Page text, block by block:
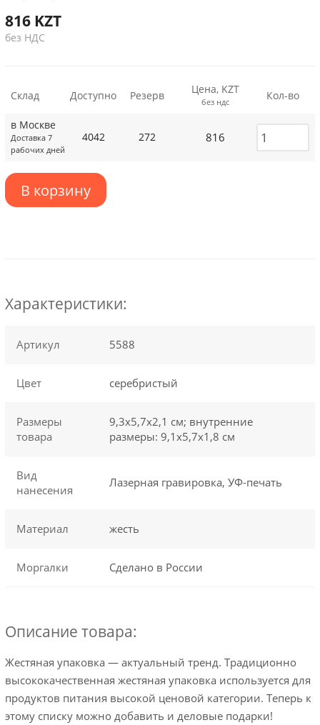
816 KZT
без НДС
Склад Доступно Резерв Цена, KZT
без ндс Кол-во
в Москве
Доставка 7
рабочих дней
4042 272 816
В корзину
Характеристики:
Артикул 5588
Цвет серебристый
Размеры
товара
9,3х5,7х2,1 см; внутренние
размеры: 9,1х5,7х1,8 см
Вид
нанесения
Лазерная гравировка, УФ-печать
Материал жесть
Моргалки Сделано в России
Описание товара:
Жестяная упаковка — актуальный тренд. Традиционно
высококачественная жестяная упаковка используется для
продуктов питания высокой ценовой категории. Теперь к
этому списку можно добавить и деловые подарки!